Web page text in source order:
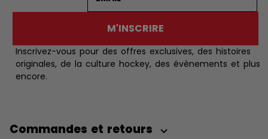
M'INSCRIRE
Inscrivez-vous pour des offres exclusives, des histoires
originales, de la culture hockey, des évènements et plus
encore.
Commandes et retours